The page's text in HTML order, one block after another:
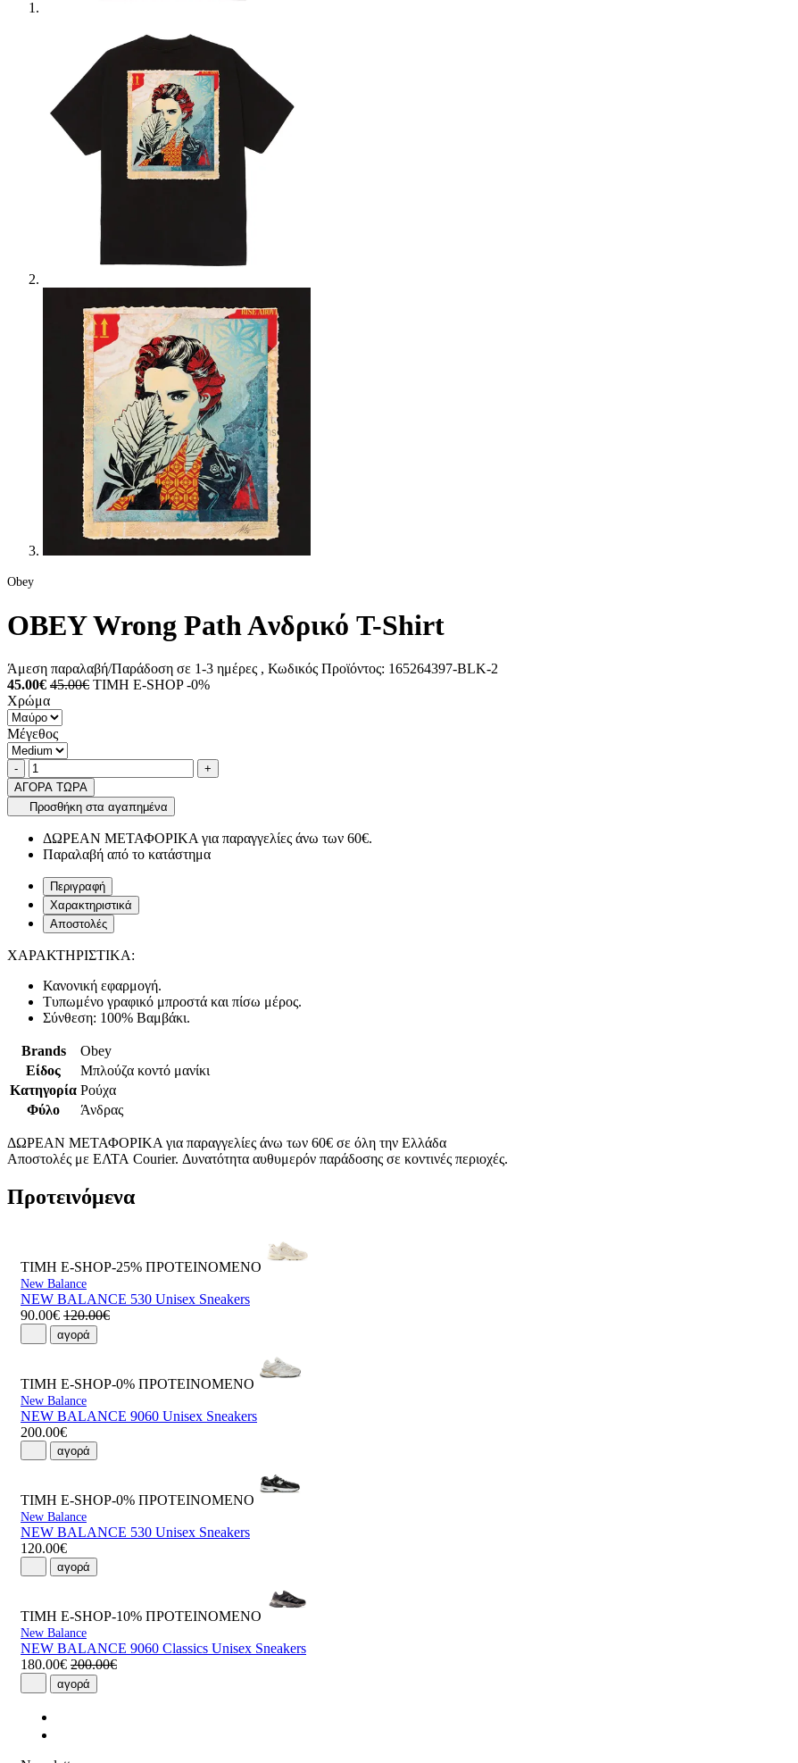
Obey
OBEY Wrong Path Aνδρικό T-Shirt
Άμεση παραλαβή/Παράδοση σε 1-3 ημέρες , Κωδικός Προϊόντος: 165264397-BLK-2
45.00€ 45.00€ ΤΙΜΗ E-SHOP -0%
Χρώμα
Μέγεθος
Ποσότητα
-product.increase.quantity +
ΑΓΟΡΑ ΤΩΡΑ
Προσθήκη στα αγαπημένα
ΔΩΡΕΑΝ ΜΕΤΑΦΟΡΙΚΑ για παραγγελίες άνω των 60€.
Παραλαβή από το κατάστημα
Περιγραφή
Χαρακτηριστικά
Αποστολές
ΧΑΡΑΚΤΗΡΙΣΤΙΚΑ:
Κανονική εφαρμογή.
Τυπωμένο γραφικό μπροστά και πίσω μέρος.
Σύνθεση: 100% Βαμβάκι.
Brands
Obey
Είδος
Μπλούζα κοντό μανίκι
Κατηγορία Ρούχα
Φύλο
Άνδρας
ΔΩΡΕΑΝ ΜΕΤΑΦΟΡΙΚΑ για παραγγελίες άνω των 60€ σε όλη την Ελλάδα
Αποστολές με ΕΛΤΑ Courier. Δυνατότητα αυθυμερόν παράδοσης σε κοντινές περιοχές.
Προτεινόμενα
ΤΙΜΗ E-SHOP-25% ΠΡΟΤΕΙΝΟΜΕΝΟ
New Balance
NEW BALANCE 530 Unisex Sneakers
90.00€ 120.00€
αγορά
ΤΙΜΗ E-SHOP-0% ΠΡΟΤΕΙΝΟΜΕΝΟ
New Balance
NEW BALANCE 9060 Unisex Sneakers
200.00€
αγορά
ΤΙΜΗ E-SHOP-0% ΠΡΟΤΕΙΝΟΜΕΝΟ
New Balance
NEW BALANCE 530 Unisex Sneakers
120.00€
αγορά
ΤΙΜΗ E-SHOP-10% ΠΡΟΤΕΙΝΟΜΕΝΟ
New Balance
NEW BALANCE 9060 Classics Unisex Sneakers
180.00€ 200.00€
αγορά